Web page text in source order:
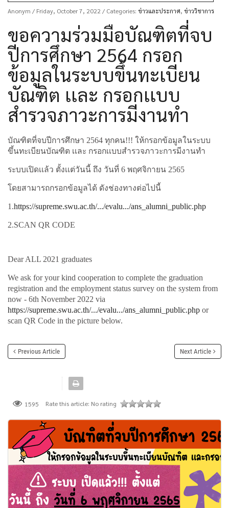
Anonym / Friday, October 7, 2022/ Categories: ข่าวและประกาศ, ข่าววิชาการ
ขอความร่วมมือบัณฑิตที่จบ
ปีการศึกษา 2564 กรอก
ข้อมูลในระบบขึ้นทะเบียน
บัณฑิต เเละ กรอกเเบบ
สำรวจภาวะการมีงานทำ
บัณฑิตที่จบปีการศึกษา 2564 ทุกคน!!! ให้กรอกข้อมูลในระบบ
ขึ้นทะเบียนบัณฑิต เเละ กรอกเเบบสำรวจภาวะการมีงานทำ
ระบบเปิดเเล้ว ตั้งเเต่วันนี้ ถึง วันที่ 6 พฤศจิกายน 2565
โดยสามารถกรอกข้อมูลได้ ดังช่องทางต่อไปนี้
1.https://supreme.swu.ac.th/.../evalu.../ans_alumni_public.php
2.SCAN QR CODE
Dear ALL 2021 graduates
We ask for your kind cooperation to complete the graduation
registration and the employment status survey on the system from
now - 6th November 2022 via
https://supreme.swu.ac.th/.../evalu.../ans_alumni_public.php or
scan QR Code in the picture below.
Previous Article Next Article
1595 Rate this article: No rating